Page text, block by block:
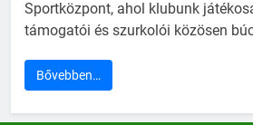
Sportközpont, ahol klubunk
támogatói és szurkolói közösen
Bővebben…